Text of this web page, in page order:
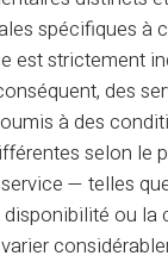
spécifiques à
est strictement
des
à des
selon le
— telles
ou la